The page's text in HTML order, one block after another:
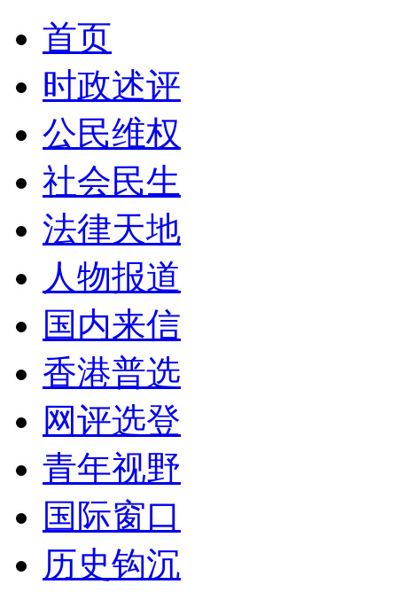
首页
时政述评
公民维权
社会民生
法律天地
人物报道
国内来信
香港普选
网评选登
青年视野
国际窗口
历史钩沉